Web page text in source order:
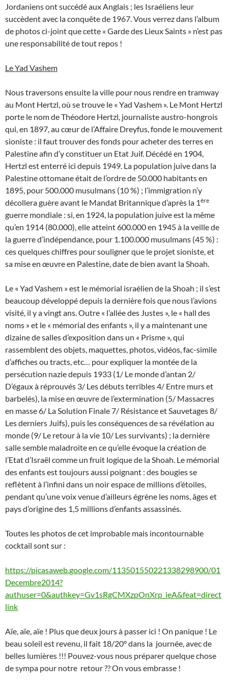
Jordaniens ont succédé aux Anglais ; les Israéliens leur
succèdent avec la conquête de 1967. Vous verrez dans l’album
de photos ci-joint que cette « Garde des Lieux Saints » n’est pas
une responsabilité de tout repos !
Le Yad Vashem
Nous traversons ensuite la ville pour nous rendre en tramway
au Mont Hertzl, où se trouve le « Yad Vashem ». Le Mont Hertzl
porte le nom de Théodore Hertzl, journaliste austro-hongrois
qui, en 1897, au cœur de l’Affaire Dreyfus, fonde le mouvement
sioniste : il faut trouver des fonds pour acheter des terres en
Palestine afin d’y constituer un Etat Juif. Décédé en 1904,
Hertzl est enterré ici depuis 1949. La population juive dans la
Palestine ottomane était de l’ordre de 50.000 habitants en
1895, pour 500.000 musulmans (10 %) ; l’immigration n’y
décollera guère avant le Mandat Britannique d’après la 1ère
guerre mondiale : si, en 1924, la population juive est la même
qu’en 1914 (80.000), elle atteint 600.000 en 1945 à la veille de
la guerre d’indépendance, pour 1.100.000 musulmans (45 %) :
ces quelques chiffres pour souligner que le projet sioniste, et
sa mise en œuvre en Palestine, date de bien avant la Shoah.
Le « Yad Vashem » est le mémorial israélien de la Shoah ; il s’est
beaucoup développé depuis la dernière fois que nous l’avions
visité, il y a vingt ans. Outre « l’allée des Justes », le « hall des
noms » et le « mémorial des enfants », il y a maintenant une
dizaine de salles d’exposition dans un « Prisme », qui
rassemblent des objets, maquettes, photos, vidéos, fac-simile
d’affiches ou tracts, etc… pour expliquer la montée de la
persécution nazie depuis 1933 (1/ Le monde d’antan 2/
D’égaux à réprouvés 3/ Les débuts terribles 4/ Entre murs et
barbelés), la mise en œuvre de l’extermination (5/ Massacres
en masse 6/ La Solution Finale 7/ Résistance et Sauvetages 8/
Les derniers Juifs), puis les conséquences de sa révélation au
monde (9/ Le retour à la vie 10/ Les survivants) ; la dernière
salle semble maladroite en ce qu’elle évoque la création de
l’Etat d’Israël comme un fruit logique de la Shoah. Le mémorial
des enfants est toujours aussi poignant : des bougies se
reflètent à l’infini dans un noir espace de millions d’étoiles,
pendant qu’une voix venue d’ailleurs égrène les noms, âges et
pays d’origine des 1,5 millions d’enfants assassinés.
Toutes les photos de cet improbable mais incontournable
cocktail sont sur :
https://picasaweb.google.com/113501550221338298900/01
Decembre2014?
authuser=0&authkey=Gv1sRgCMXzpOnXrp_ieA&feat=direct
link
Aïe, aïe, aïe ! Plus que deux jours à passer ici ! On panique ! Le
beau soleil est revenu, il fait 18/20° dans la journée, avec de
belles lumières !!! Pouvez-vous nous préparer quelque chose
de sympa pour notre retour ?? On vous embrasse !